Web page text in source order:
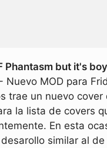
Phantasm but it's
- Nuevo MOD para
trae un nuevo cover
la lista de covers
En esta
similar al